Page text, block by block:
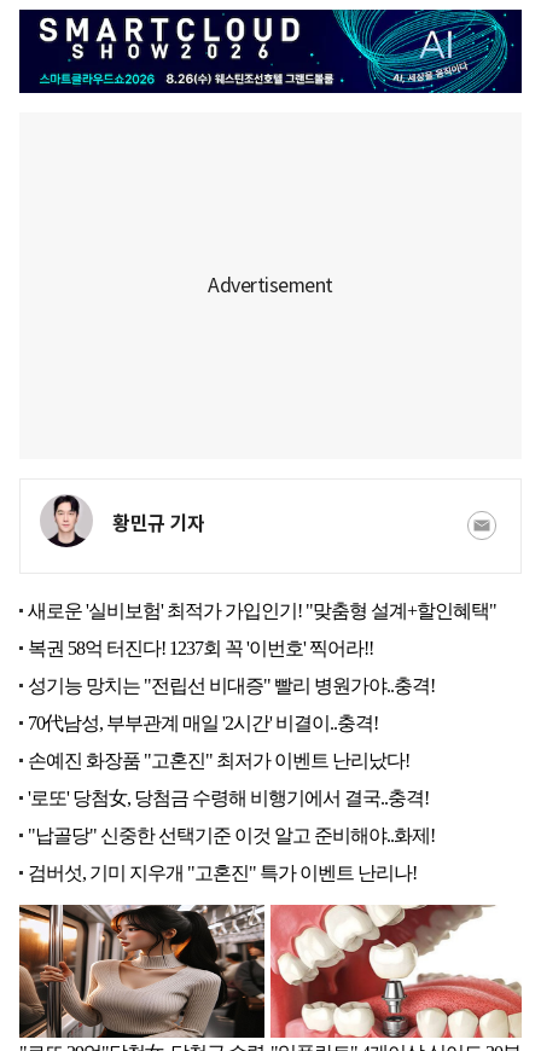
황민규 기자